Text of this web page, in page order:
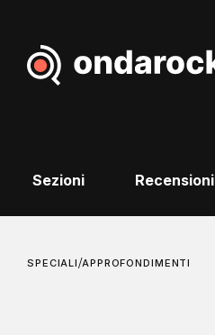
Sezioni Recensioni
SPECIALI/APPROFONDIMENTI